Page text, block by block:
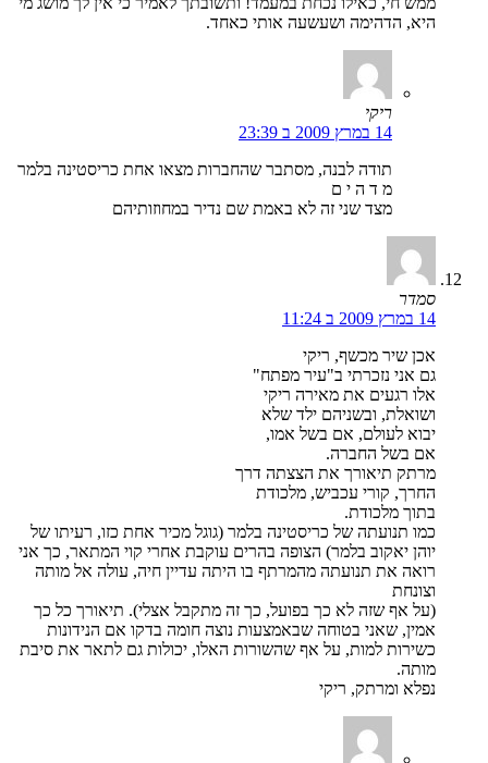
היא, הדהימה ושעשעה אותי כאחד.
ריקי
14 במרץ 2009 ב 23:39
תודה לבנה, מסתבר שהחברות מצאו אחת כריסטינה בלמר
מ ד ה י ם
מצד שני זה לא באמת שם נדיר במחוזותיהם
סמדר
14 במרץ 2009 ב 11:24
אכן שיר מכשף, ריקי
גם אני נזכרתי ב"עיר מפתח"
אלו רגעים את מאירה ריקי
ושואלת, ובשניהם ילד שלא
יבוא לעולם, אם בשל אמו,
אם בשל החברה.
מרתק תיאורך את הצצתה דרך
החרך, קורי עכביש, מלכודת
בתוך מלכודת.
כמו תנועתה של כריסטינה בלמר (גוגל מכיר אחת כזו, רעיתו של
יוהן יאקוב בלמר) הצופה בהרים עוקבת אחרי קוי המתאר, כך אני
רואה את תנועתה מהמרתף בו היתה עדיין חיה, עולה אל מותה
וצונחת
(על אף שזה לא כך בפועל, כך זה מתקבל אצלי). תיאורך כל כך
אמין, שאני בטוחה שבאמצעות נוצה חומה בדקו אם הנידונות
כשירות למות, על אף שהשורות האלו, יכולות גם לתאר את סיבת
מותה.
נפלא ומרתק, ריקי